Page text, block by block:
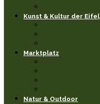
Kunst & Kultur der Eifel
Marktplatz
Natur & Outdoor